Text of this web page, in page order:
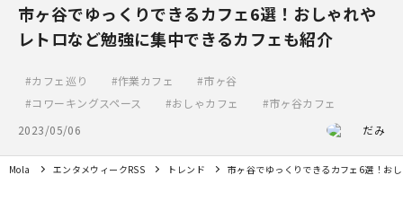
市ヶ谷でゆっくりできるカフェ6選！おしゃれや
レトロなど勉強に集中できるカフェも紹介
カフェ巡り 作業カフェ
市ヶ谷
コワーキングスペース
おしゃカフェ
市ヶ谷カフェ
2023/05/06
だみ
Mola エンタメウィークRSS トレンド 市ヶ谷でゆっくりできるカフェ6選！お